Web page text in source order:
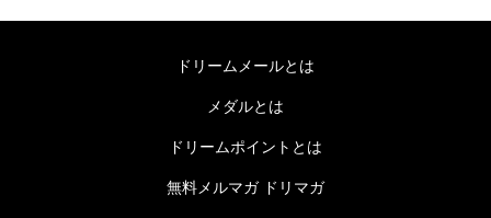
ドリームメールとは
メダルとは
ドリームポイントとは
無料メルマガ ドリマガ